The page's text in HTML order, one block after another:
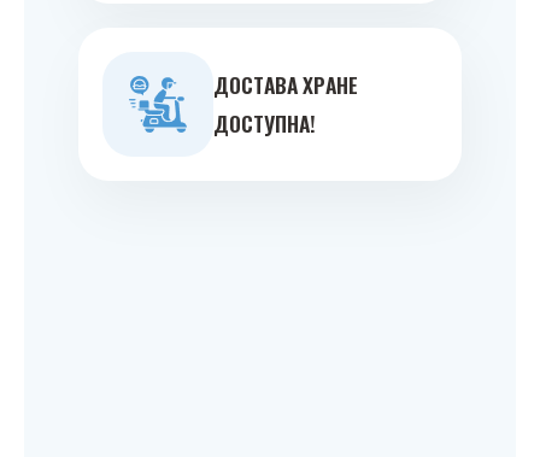
ДOСТAВA ХРAНE
ДOСТУПНA!